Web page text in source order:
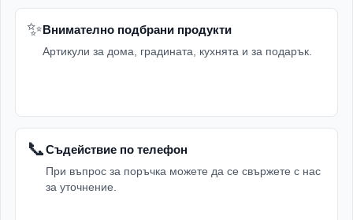
✨Внимателно подбрани продукти
Артикули за дома, градината, кухнята и за подарък.
📞Съдействие по телефон
При въпрос за поръчка можете да се свържете с нас
за уточнение.